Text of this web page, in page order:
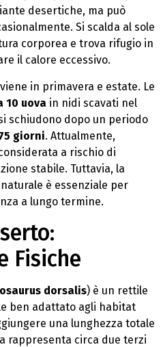
desertiche, ma può
Si scalda al sole
corporea e trova rifugio in
il calore eccessivo.
in primavera e estate. Le
10 uova in nidi scavati nel
schiudono dopo un periodo
giorni. Attualmente,
a rischio di
stabile. Tuttavia, la
è essenziale per
a lungo termine.
Fisiche
dorsalis) è un rettile
ben adattato agli habitat
una lunghezza totale
rappresenta circa due terzi